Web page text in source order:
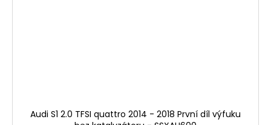
Audi S1 2.0 TFSI quattro 2014 - 2018 První díl výfuku